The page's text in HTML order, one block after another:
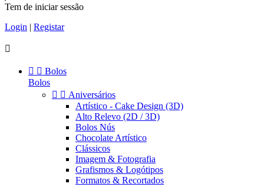
Tem de iniciar sessão
Login | Registar

  Bolos
Bolos
  Aniversários
Artístico - Cake Design (3D)
Alto Relevo (2D / 3D)
Bolos Nús
Chocolate Artístico
Clássicos
Imagem & Fotografia
Grafismos & Logótipos
Formatos & Recortados